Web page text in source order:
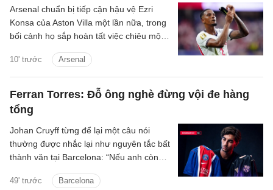
10' trước Arsenal
Arsenal chuẩn bị tiếp cận hậu vệ Ezri
Konsa của Aston Villa một lần nữa, trong
bối cảnh họ sắp hoàn tất việc chiêu mộ
Newcastle.
Ferran Torres: Đỗ ông nghè đừng vội đe hàng
tổng
49' trước Barcelona
Johan Cruyff từng để lại một câu nói
thường được nhắc lại như nguyên tắc bất
thành văn tại Barcelona: “Nếu anh còn
Barcelona, anh không còn hữu ích với